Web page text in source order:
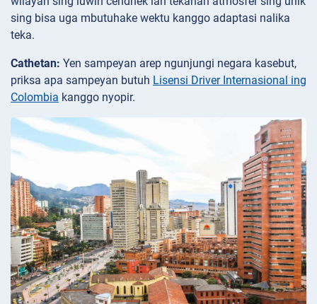
sing bisa uga mbutuhake wektu kanggo adaptasi nalika
teka.
Cathetan: Yen sampeyan arep ngunjungi negara kasebut,
priksa apa sampeyan butuh Lisensi Driver Internasional ing
Colombia kanggo nyopir.